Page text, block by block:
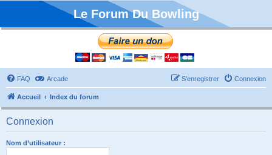
Le Forum Du Bowling
FAQ Arcade Connexion
S’enregistrer
Accueil Index du forum
Connexion
Nom d’utilisateur :